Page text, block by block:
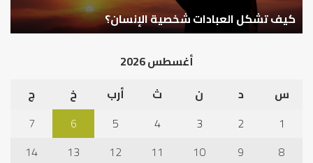
أهم أسباب عدم استجابة الدعاء
أغسطس 2026
س
د ن ث أرب خ
ج
1
2
3
4
5
6
7
8
9
10
11
12
13
14